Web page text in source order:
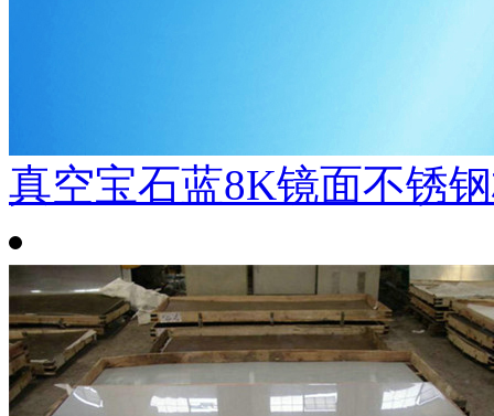
真空宝石蓝8K镜面不锈